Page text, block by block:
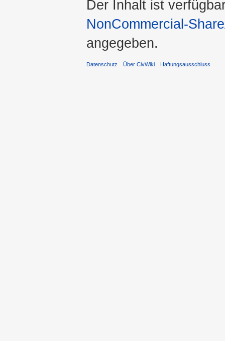
Der Inhalt ist
NonCommercial-
angegeben.
Datenschutz Über CivWiki Haftungsausschluss